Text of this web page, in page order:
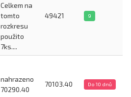
Celkem na
tomto
rozkresu
použito
7ks....
49421 9
nahrazeno
70290.40
70103.40 Do 10 dnů